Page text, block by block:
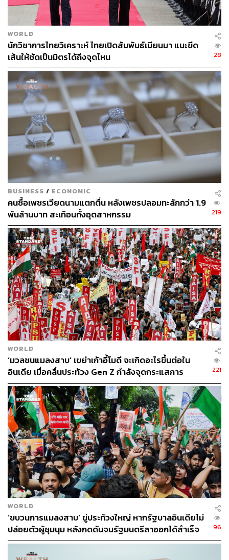
ทั้งนี้ แม้ว่าระยะเวลาเลือกตั้งจะค่อนข้างยาวนาน แต่อินเดียก็
มีความภาคภูมิใจในการจัดการเลือกตั้งที่ทำให้แน่ใจว่า
ประชาชนในพื้นที่ห่างไกลแม้ในยอดภูเขาสูงสามารถลง
คะแนนได้ โดยจุดที่เข้าถึงยากนั้นมีการจัดส่งเครื่องลง
คะแนนเข้าไปด้วยม้าและช้าง และบางหน่วยเลือกตั้งก็ต้องส่ง
ไปทางเรือเท่านั้น ซึ่งหน่วยเลือกตั้งที่สูงที่สุดในโลกอยู่บน
เทือกเขาหิมาลัย สูงจากระดับน้ำทะเลถึง 4,650 เมตร
โดยการเลือกตั้งของอินเดียครั้งนี้ยังถือเป็นหนึ่งในการเลือก
ตั้งที่แพงที่สุดของโลก ซึ่งใช้งบประมาณจัดการเลือกตั้งสูงถึง
1.2 ล้านล้านรูปี หรือกว่า 5.2 แสนล้านบาท
นอกเหนือจากการลงคะแนนเลือก สส. ในบางรัฐ เช่น รัฐอาน
ธรประเทศ, อรุณาจัลประเทศ, โอริสสา และสิกขิม ก็จะมีการ
จัดการรเลือกตั้งสมาชิกสภานิติบัญญัติแห่งรัฐไปพร้อมกัน
ด้วย
ขณะที่มาตรการควบกุมความปลอดภัยถือเป็นสิ่งสำคัญ
สำหรับการเลือกตั้งของอินเดียในทุกๆ ครั้ง โดยทางการจะ
ระดมกำลังเจ้าหน้าที่ความมั่นคงหลายหมื่นนาย ร่วมกับ
ตำรวจในแต่ละรัฐเพื่อดูแลความเรียบร้อย ป้องกันเหตุรุนแรง
และช่วยในการขนส่งเจ้าหน้าที่หน่วยเลือกตั้งและเครื่องลง
คะแนน
ใครแข่งกับใคร
อินเดียภายใต้การนำของโมดีตลอดทศวรรษที่ผ่านมา (2014-
2024) กลายเป็นประเทศที่มีการเติบโตทางเศรษฐกิจอย่าง
รวดเร็ว จนถูกจับตามองว่าอาจเขยิบเข้าใกล้สถานะประเทศ
ความสำเร็จในการบริหารประเทศ ทั้งการพัฒนาสวัสดิการ
และการปฏิรูปสังคมที่เห็นผลชัดเจนต่อคุณภาพชีวิต
ประชาชน ส่งผลให้โพลสำรวจความนิยมล่าสุดยังเป็นโมดี
และพรรคบีเจพีที่ถูกคาดหมายว่าจะคว้าชัยชนะและอยู่ใน
อำนาจต่อไปอีก 5 ปี
พรรคบีเจพีและพรรคพันธมิตรตั้งเป้าจะคว้าที่นั่ง สส. ให้ได้
มากกว่า 400 ที่นั่ง ซึ่งจะทำให้มีคะแนนเสียงในสภามากพอที่
จะแก้ไขรัฐธรรมนูญ แต่ก็ถือเป็นเป้าหมายที่ค่อนข้างสูง เมื่อ
เทียบกับในปี 2019 ที่พรรคบีเจพีได้ สส. ไปจำนวน 303 ที่นั่ง
แต่ถึงกระนั้น พรรคบีเจพีก็ยังมีความท้าทายจากคู่แข่งหลัก
อย่างพรรคอินเดียนเนชันแนลคองเกรส (Indian National
WORLD
นักวิชาการไทยวิเคราะห์ ไทยเปิดสัมพันธ์เมียนมา แนะขีด
เส้นให้ชัดเป็นมิตรได้ถึงจุดไหน
28
BUSINESS / ECONOMIC
คนซื้อเพชรเวียดนามแตกตื่น หลังเพชรปลอมทะลักกว่า 1.9
พันล้านบาท สะเทือนทั้งอุตสาหกรรม
219
WORLD
‘มวลชนแมลงสาบ’ เขย่าเก้าอี้โมดี จะเกิดอะไรขึ้นต่อใน
อินเดีย เมื่อคลื่นประท้วง Gen Z กำลังจุดกระแสการ
เปลี่ยนแปลง
221
WORLD
‘ขบวนการแมลงสาบ’ ขู่ประท้วงใหญ่ หากรัฐบาลอินเดียไม่
ปล่อยตัวผู้ชุมนุม หลังกดดันจนรัฐมนตรีลาออกได้สำเร็จ
96